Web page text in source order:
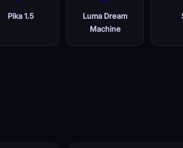
Pika 1.5
Luma Dream
Machine